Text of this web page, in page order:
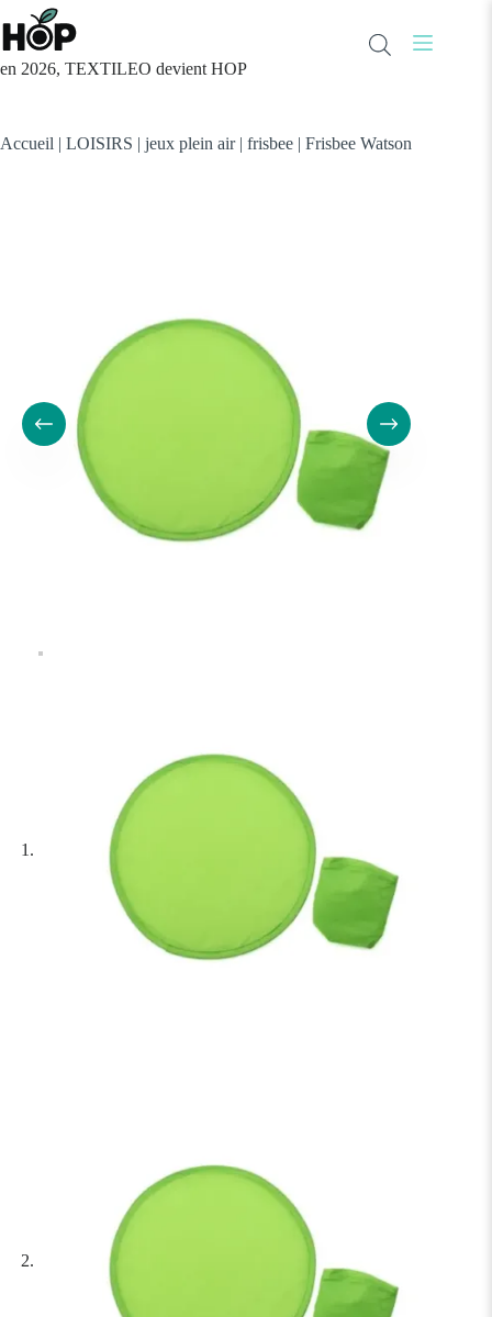
Passer
au
contenu
en 2026, TEXTILEO devient HOP
Accueil | LOISIRS | jeux plein air| frisbee | Frisbee Watson